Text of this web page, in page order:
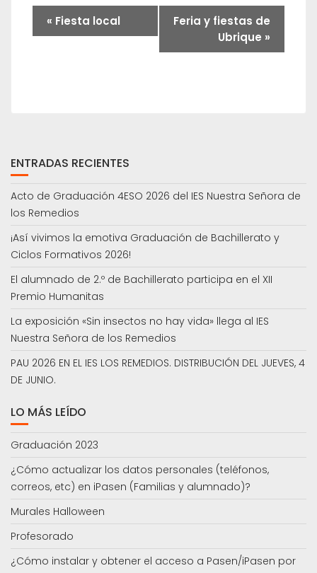
« Fiesta local
Feria y fiestas de
Ubrique »
ENTRADAS RECIENTES
Acto de Graduación 4ESO 2026 del IES Nuestra Señora de
los Remedios
¡Así vivimos la emotiva Graduación de Bachillerato y
Ciclos Formativos 2026!
El alumnado de 2.º de Bachillerato participa en el XII
Premio Humanitas
La exposición «Sin insectos no hay vida» llega al IES
Nuestra Señora de los Remedios
PAU 2026 EN EL IES LOS REMEDIOS. DISTRIBUCIÓN DEL JUEVES, 4
DE JUNIO.
LO MÁS LEÍDO
Graduación 2023
¿Cómo actualizar los datos personales (teléfonos,
correos, etc) en iPasen (Familias y alumnado)?
Murales Halloween
Profesorado
¿Cómo instalar y obtener el acceso a Pasen/iPasen por